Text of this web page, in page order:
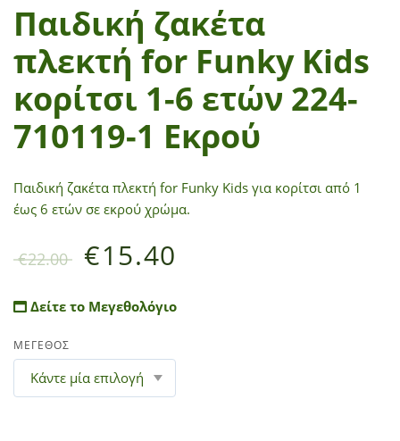
Παιδική ζακέτα
πλεκτή for Funky Kids
κορίτσι 1-6 ετών 224-
710119-1 Εκρού
Παιδική ζακέτα πλεκτή for Funky Kids για κορίτσι από 1
έως 6 ετών σε εκρού χρώμα.
€22.00 €15.40
Δείτε το Μεγεθολόγιο
ΜΕΓΕΘΟΣ